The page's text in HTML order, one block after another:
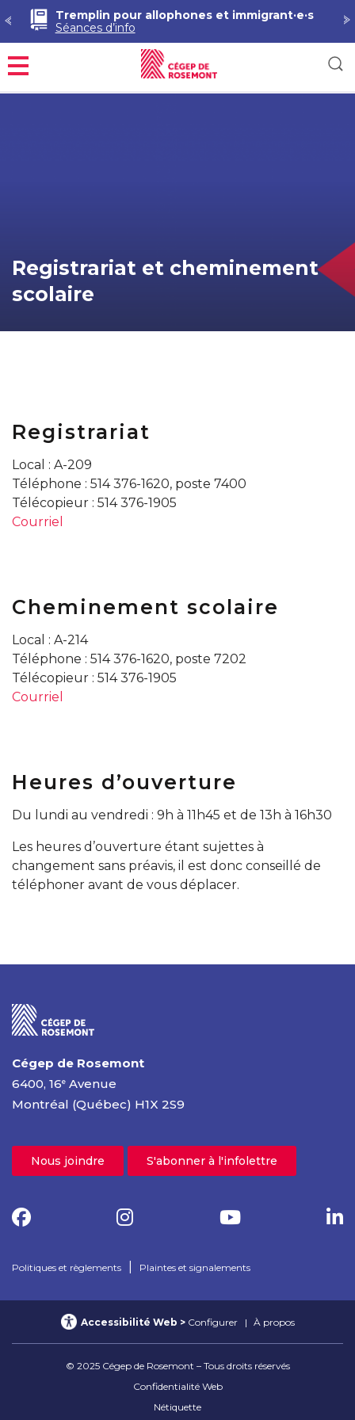
Tremplin pour allophones et immigrant·e·s
Séances d’info
Menu
Registrariat et cheminement
scolaire
Registrariat
Local : A-209
Téléphone : 514 376-1620, poste 7400
Télécopieur : 514 376-1905
Courriel
Cheminement scolaire
Local : A-214
Téléphone : 514 376-1620, poste 7202
Télécopieur : 514 376-1905
Courriel
Heures d’ouverture
Du lundi au vendredi : 9h à 11h45 et de 13h à 16h30
Les heures d’ouverture étant sujettes à
changement sans préavis, il est donc conseillé de
téléphoner avant de vous déplacer.
Cégep de Rosemont
6400, 16e Avenue
Montréal (Québec) H1X 2S9
Nous joindre S'abonner à l'infolettre
Politiques et règlements Plaintes et signalements
© 2025 Cégep de Rosemont – Tous droits réservés
Confidentialité Web
Nétiquette
Accessibilité Web Configurer À propos